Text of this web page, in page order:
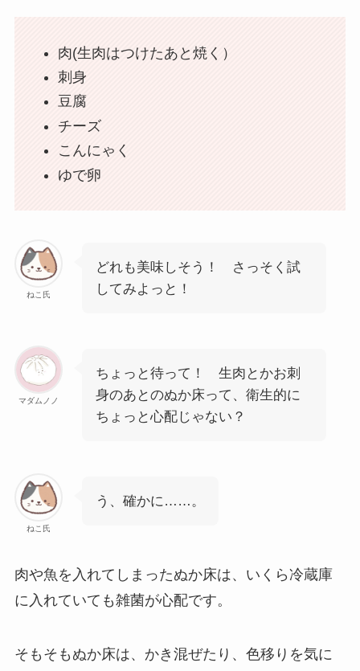
肉(生肉はつけたあと焼く）
刺身
豆腐
チーズ
こんにゃく
ゆで卵
ねこ氏
どれも美味しそう！ さっそく試
してみよっと！
マダムノノ
ちょっと待って！ 生肉とかお刺
身のあとのぬか床って、衛生的に
ちょっと心配じゃない？
ねこ氏
う、確かに……。
肉や魚を入れてしまったぬか床は、いくら冷蔵庫
に入れていても雑菌が心配です。
そもそもぬか床は、かき混ぜたり、色移りを気に